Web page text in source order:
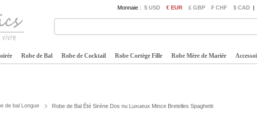
Monnaie : $ USD € EUR £ GBP ₣ CHF $ CAD |
Robe de Bal Robe de Cocktail Robe Cortège Fille Robe Mère de Mariée
de bal Longue Robe de Bal Été Sirène Dos nu Luxueux Mince Bretelles Spaghetti